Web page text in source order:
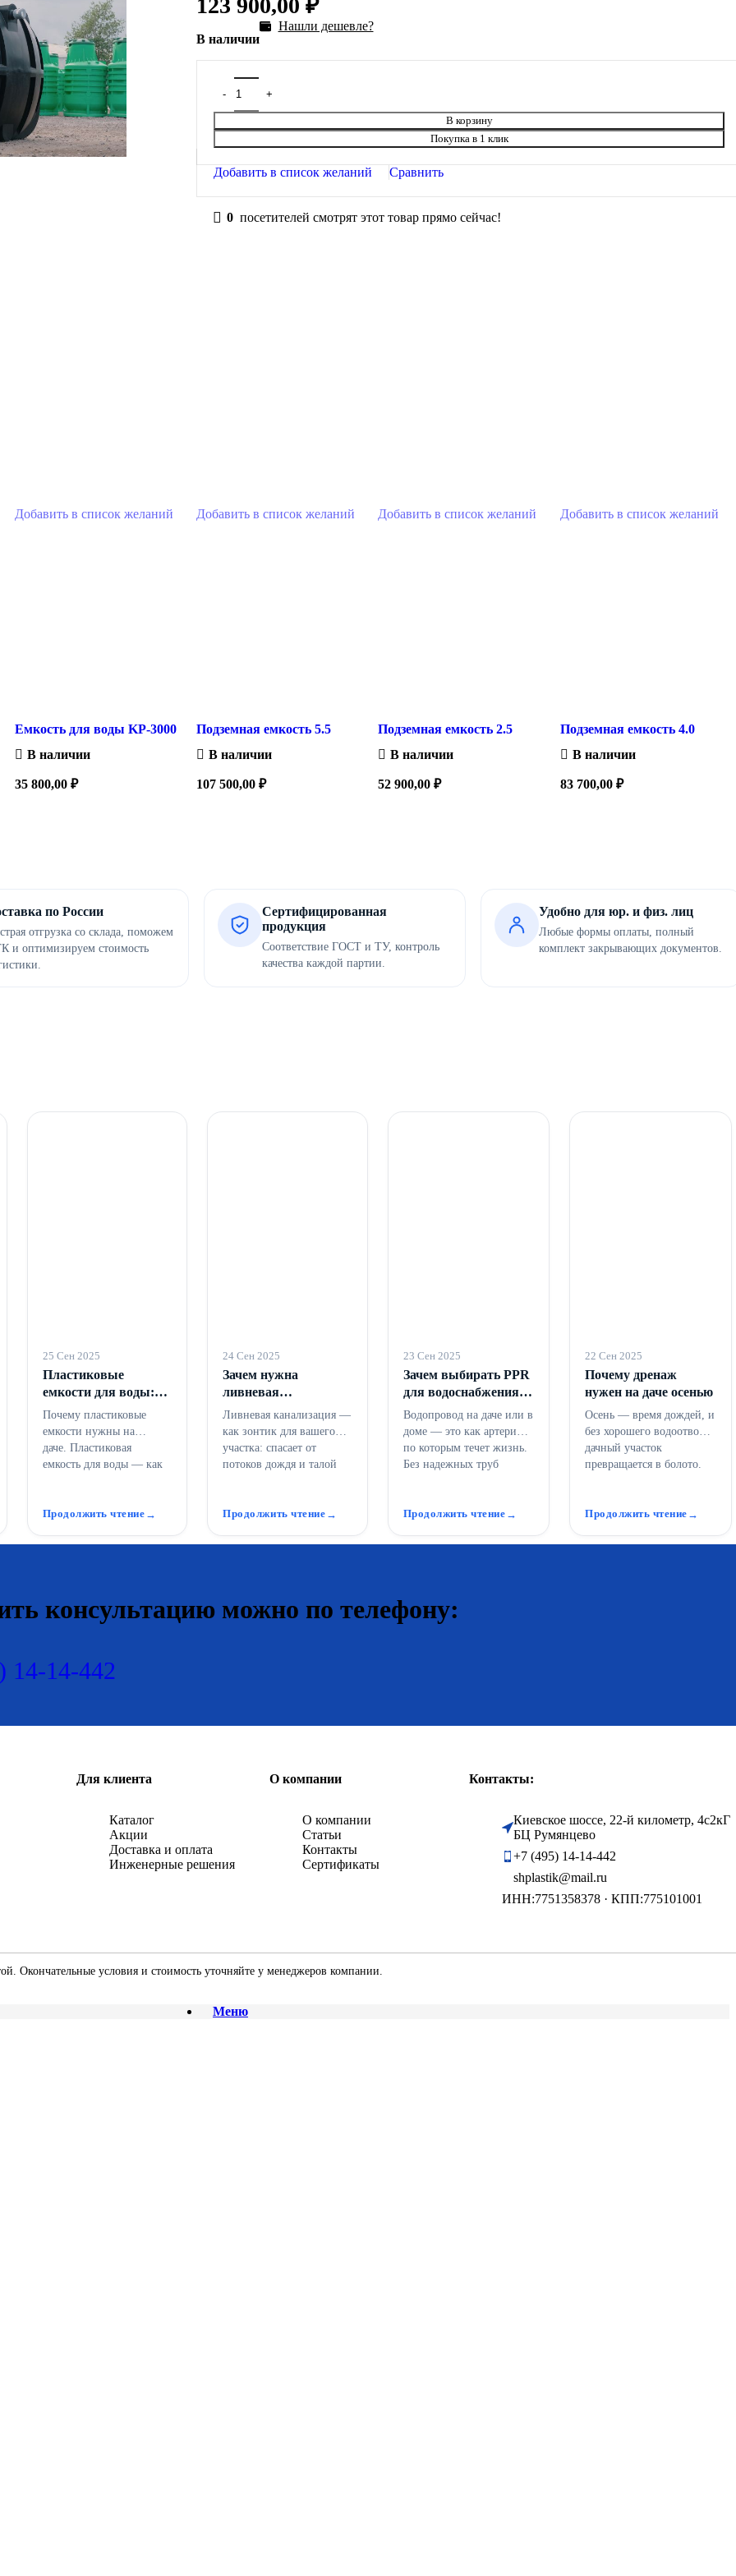
123 900,00 ₽
В наличии
Нашли дешевле?
В корзину
Покупка в 1 клик
Добавить в список желаний Сравнить
0 посетителей смотрят этот товар прямо сейчас!
Добавить в список желаний
Емкость для воды KР-3000
В наличии
35 800,00 ₽
Добавить в список желаний
Подземная емкость 5.5
В наличии
107 500,00 ₽
Добавить в список желаний
Подземная емкость 2.5
В наличии
52 900,00₽
Добавить в список желаний
Подземная емкость 4.0
В наличии
83 700,00 ₽
по России
отгрузка со склада, поможем
и оптимизируем стоимость
Сертифицированная
продукция
Соответствие ГОСТ и ТУ, контроль
качества каждой партии.
Удобно для юр. и физ. лиц
Любые формы оплаты, полный
комплект закрывающих документов.
25 Сен 2025
Пластиковые
емкости для воды:
зачем нужны на даче
Почему пластиковые
емкости нужны на
даче. Пластиковая
емкость для воды — как
полив, душ ил...
Продолжить чтение
24 Сен 2025
Зачем нужна
ливневая
канализация на
участке
Ливневая канализация —
как зонтик для вашего
участка: спасает от
потоков дождя и талой
оз...
Продолжить чтение
23 Сен 2025
Зачем выбирать PPR
для водоснабжения в
2025 году
Водопровод на даче или в
доме — это как артерии,
по которым течет жизнь.
Без надежных труб
з...
Продолжить чтение
22 Сен 2025
Почему дренаж
нужен на даче осенью
Осень — время дождей, и
без хорошего водоотвода
дачный участок
превращается в болото.
—...
Продолжить чтение
консультацию можно по телефону:
14-14-442
Для клиента
Каталог
Акции
Доставка и оплата
Инженерные решения
О компании
О компании
Статьи
Контакты
Сертификаты
Контакты:
Киевское шоссе, 22-й километр, 4с2кГ
БЦ Румянцево
+7 (495) 14-14-442
shplastik@mail.ru
ИНН:7751358378 · КПП:775101001
Окончательные условия и стоимость уточняйте у менеджеров компании.
Меню